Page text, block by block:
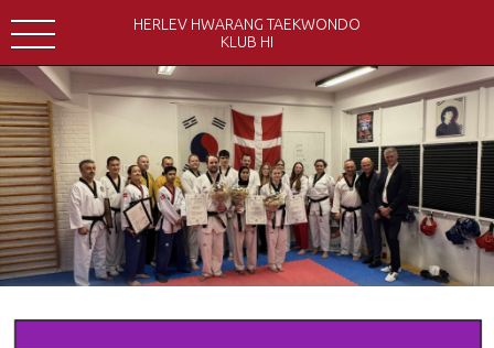
HERLEV HWARANG TAEKWONDO
KLUB HI